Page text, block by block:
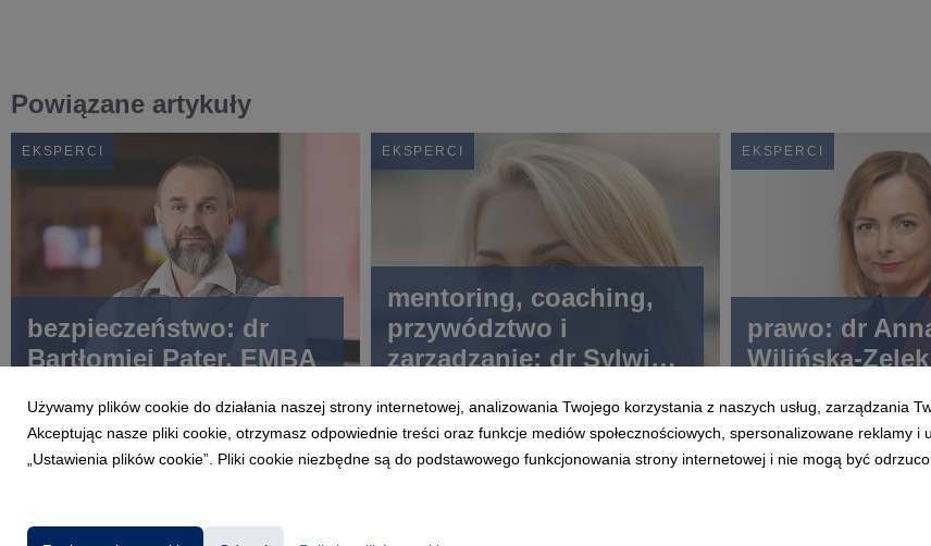
Powiązane artykuły
EKSPERCI
bezpieczeństwo: dr
Bartłomiej Pater, EMBA
EKSPERCI
mentoring, coaching,
przywództwo i
zarządzanie: dr Sylwia
EKSPERCI
prawo: dr
Wilińska-Zelek
Używamy plików cookie do działania naszej strony internetowej, analizowania Twojego korzystania z naszych usług, zarządzania
Akceptując nasze pliki cookie, otrzymasz odpowiednie treści oraz funkcje mediów społecznościowych, spersonalizowane reklamy
„Ustawienia plików cookie”. Pliki cookie niezbędne są do podstawowego funkcjonowania strony internetowej i nie mogą być